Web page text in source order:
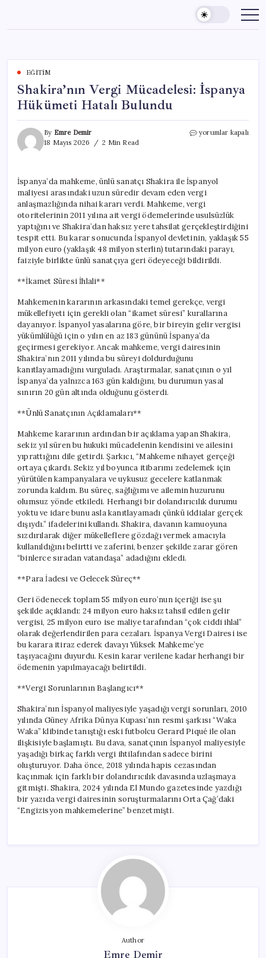
content
EĞITIM
Shakira’nın Vergi Mücadelesi: İspanya
Hükümeti Hatalı Bulundu
By Emre Demir
18 Mayıs 2026
2 Min Read
Shakira’nın
Hatalı
Bulundu
için
yorumlar kapalı
İspanya’da mahkeme, ünlü sanatçı Shakira ile İspanyol
maliyesi arasındaki uzun süredir devam eden vergi
anlaşmazlığında nihai kararı verdi. Mahkeme, vergi
otoritelerinin 2011 yılına ait vergi ödemelerinde usulsüzlük
yaptığını ve Shakira’dan haksız yere tahsilat gerçekleştirdiğini
tespit etti. Bu karar sonucunda İspanyol devletinin, yaklaşık 55
milyon euro (yaklaşık 48 milyon sterlin) tutarındaki parayı,
faiziyle birlikte ünlü sanatçıya geri ödeyeceği bildirildi.
**İkamet Süresi İhlali**
Mahkemenin kararının arkasındaki temel gerekçe, vergi
mükellefiyeti için gerekli olan “ikamet süresi” kurallarına
dayanıyor. İspanyol yasalarına göre, bir bireyin gelir vergisi
yükümlülüğü için o yılın en az 183 gününü İspanya’da
geçirmesi gerekiyor. Ancak mahkeme, vergi dairesinin
Shakira’nın 2011 yılında bu süreyi doldurduğunu
kanıtlayamadığını vurguladı. Araştırmalar, sanatçının o yıl
İspanya’da yalnızca 163 gün kaldığını, bu durumun yasal
sınırın 20 gün altında olduğunu gösterdi.
**Ünlü Sanatçının Açıklamaları**
Mahkeme kararının ardından bir açıklama yapan Shakira,
sekiz yıl süren bu hukuki mücadelenin kendisini ve ailesini
yıprattığını dile getirdi. Şarkıcı, “Mahkeme nihayet gerçeği
ortaya çıkardı. Sekiz yıl boyunca itibarımı zedelemek için
yürütülen kampanyalara ve uykusuz gecelere katlanmak
zorunda kaldım. Bu süreç, sağlığımı ve ailemin huzurunu
olumsuz yönde etkiledi. Herhangi bir dolandırıcılık durumu
yoktu ve idare bunu asla kanıtlayamadı çünkü iddialar gerçek
dışıydı.” ifadelerini kullandı. Shakira, davanın kamuoyuna
sızdırılarak diğer mükelleflere gözdağı vermek amacıyla
kullanıldığını belirtti ve zaferini, benzer şekilde zarar gören
“binlerce sıradan vatandaşa” adadığını ekledi.
**Para İadesi ve Gelecek Süreç**
Geri ödenecek toplam 55 milyon euro’nun içeriği ise şu
şekilde açıklandı: 24 milyon euro haksız tahsil edilen gelir
vergisi, 25 milyon euro ise maliye tarafından “çok ciddi ihlal”
olarak değerlendirilen para cezaları. İspanya Vergi Dairesi ise
bu karara itiraz ederek davayı Yüksek Mahkeme’ye
taşıyacağını duyurdu. Kesin karar verilene kadar herhangi bir
ödemenin yapılmayacağı belirtildi.
**Vergi Sorunlarının Başlangıcı**
Shakira’nın İspanyol maliyesiyle yaşadığı vergi sorunları, 2010
yılında Güney Afrika Dünya Kupası’nın resmi şarkısı “Waka
Waka” klibinde tanıştığı eski futbolcu Gerard Piqué ile olan
ilişkisiyle başlamıştı. Bu dava, sanatçının İspanyol maliyesiyle
yaşadığı birkaç farklı vergi ihtilafından sadece birini
oluşturuyor. Daha önce, 2018 yılında hapis cezasından
kaçınmak için farklı bir dolandırıcılık davasında uzlaşmaya
gitmişti. Shakira, 2024 yılında El Mundo gazetesinde yazdığı
bir yazıda vergi dairesinin soruşturmalarını Orta Çağ’daki
“Engizisyon mahkemelerine” benzetmişti.
Author
Emre Demir